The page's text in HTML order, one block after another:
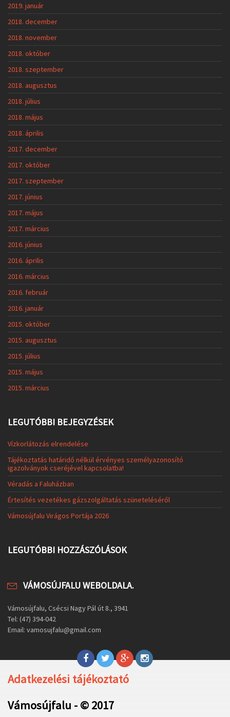
2019. január
2018. december
2018. november
2018. október
2018. szeptember
2018. augusztus
2018. július
2018. május
2018. április
2017. december
2017. október
2017. szeptember
2017. június
2017. május
2017. március
2016. június
2016. április
2016. március
2016. február
2016. január
2015. október
2015. augusztus
2015. július
2015. május
2015. március
LEGUTÓBBI BEJEGYZÉSEK
Vízkorlátozás elrendelése
Tájékoztatás határidő nélkül érvényes személyazonosító
igazolványok cseréjével kapcsolatba!
Véradás a Faluházban
Értesítés vezetékes gázszolgáltatás szüneteléséről
Vámosújfalu Virágos Portája 2026
LEGUTÓBBI HOZZÁSZÓLÁSOK
VÁMOSÚJFALU WEBOLDALA.
Vámosújfalu, Csécsi Nagy Pál út 8., 3941
Tel: (47) 394-042
Email: vamosujfalu@gmail.com
Adatkezelési tájékoztató
Vámosújfalu - © 2017